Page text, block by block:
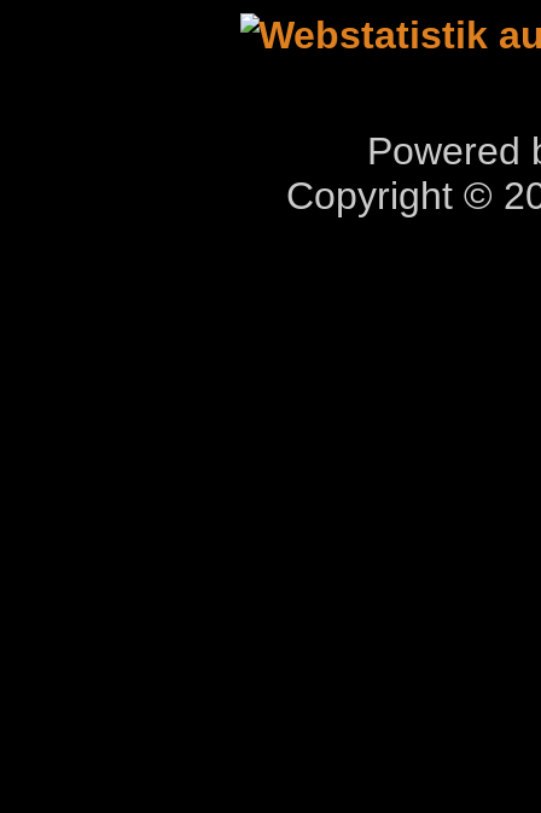
Powered
Copyright ©